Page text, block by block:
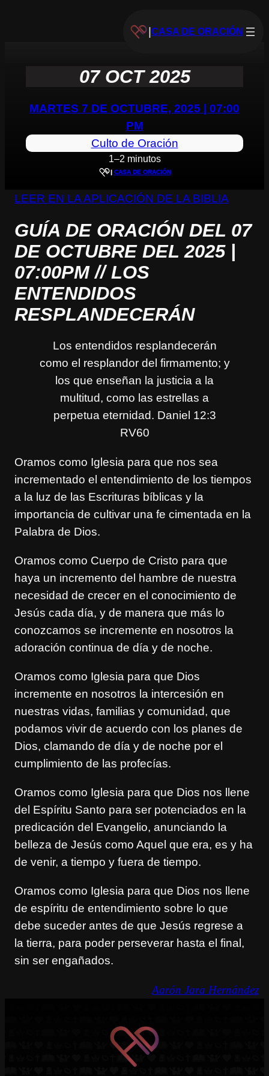
|CASA DE ORACIÓN
07 OCT 2025
MARTES 7 DE OCTUBRE, 2025 | 07:00
PM
Culto de Oración
1–2 minutos
| CASA DE ORACIÓN
LEER EN LA APLICACIÓN DE LA BIBLIA
GUÍA DE ORACIÓN DEL 07
DE OCTUBRE DEL 2025 |
07:00PM // LOS
ENTENDIDOS
RESPLANDECERÁN
Los entendidos resplandecerán
como el resplandor del firmamento; y
los que enseñan la justicia a la
multitud, como las estrellas a
perpetua eternidad. Daniel 12:3
RV60
Oramos como Iglesia para que nos sea
incrementado el entendimiento de los tiempos
a la luz de las Escrituras bíblicas y la
importancia de cultivar una fe cimentada en la
Palabra de Dios.
Oramos como Cuerpo de Cristo para que
haya un incremento del hambre de nuestra
necesidad de crecer en el conocimiento de
Jesús cada día, y de manera que más lo
conozcamos se incremente en nosotros la
adoración continua de día y de noche.
Oramos como Iglesia para que Dios
incremente en nosotros la intercesión en
nuestras vidas, familias y comunidad, que
podamos vivir de acuerdo con los planes de
Dios, clamando de día y de noche por el
cumplimiento de las profecías.
Oramos como Iglesia para que Dios nos llene
del Espíritu Santo para ser potenciados en la
predicación del Evangelio, anunciando la
belleza de Jesús como Aquel que era, es y ha
de venir, a tiempo y fuera de tiempo.
Oramos como Iglesia para que Dios nos llene
de espíritu de entendimiento sobre lo que
debe suceder antes de que Jesús regrese a
la tierra, para poder perseverar hasta el final,
sin ser engañados.
Aarón Jara Hernández